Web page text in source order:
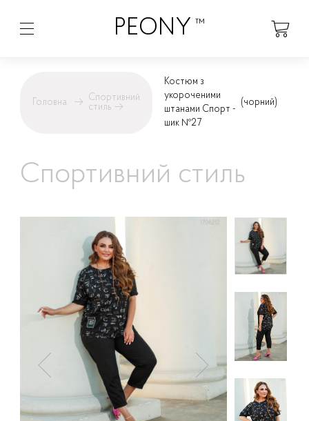
PEONY ™
Головна → Спортивний
стиль →
Костюм з
укороченими
штанами Спорт -
шик №27
(чорний)
Спортивний стиль